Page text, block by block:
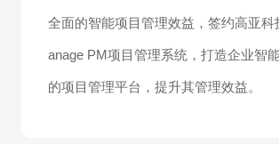
全面的智能项目管理效益，签约高亚科
anage PM项目管理系统，打造企业智
的项目管理平台，提升其管理效益。